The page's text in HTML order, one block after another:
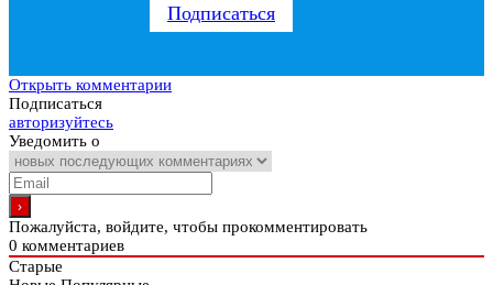
Подписаться
Открыть комментарии
Подписаться
авторизуйтесь
Уведомить о
Пожалуйста, войдите, чтобы прокомментировать
0 комментариев
Старые